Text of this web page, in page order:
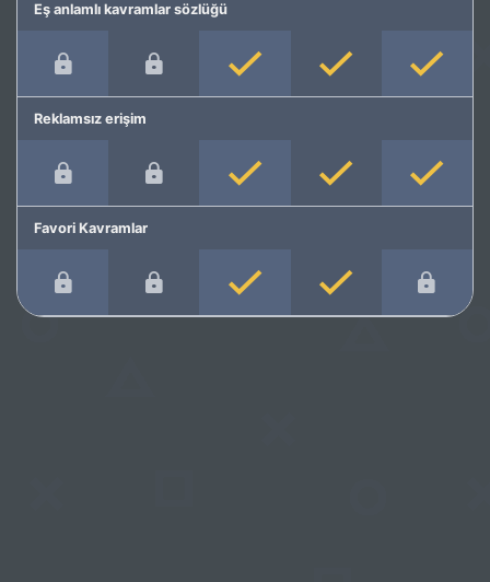
Eş anlamlı kavramlar sözlüğü
Reklamsız erişim
Favori Kavramlar